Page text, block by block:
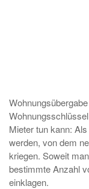
Mieter tun kann:
werden, von dem
kriegen. Soweit
bestimmte Anzahl
einklagen.